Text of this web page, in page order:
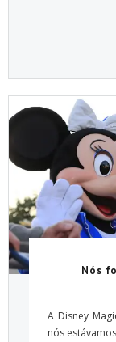
Nós
A Disney
nós